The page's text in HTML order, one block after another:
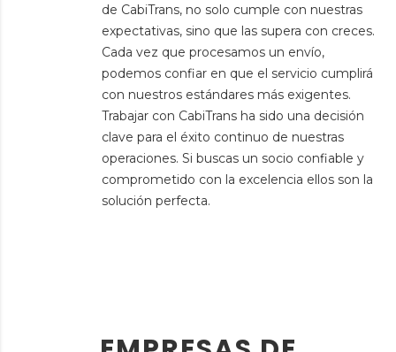
de CabiTrans, no solo cumple con nuestras
expectativas, sino que las supera con creces.
Cada vez que procesamos un envío,
podemos confiar en que el servicio cumplirá
con nuestros estándares más exigentes.
Trabajar con CabiTrans ha sido una decisión
clave para el éxito continuo de nuestras
operaciones. Si buscas un socio confiable y
comprometido con la excelencia ellos son la
solución perfecta.